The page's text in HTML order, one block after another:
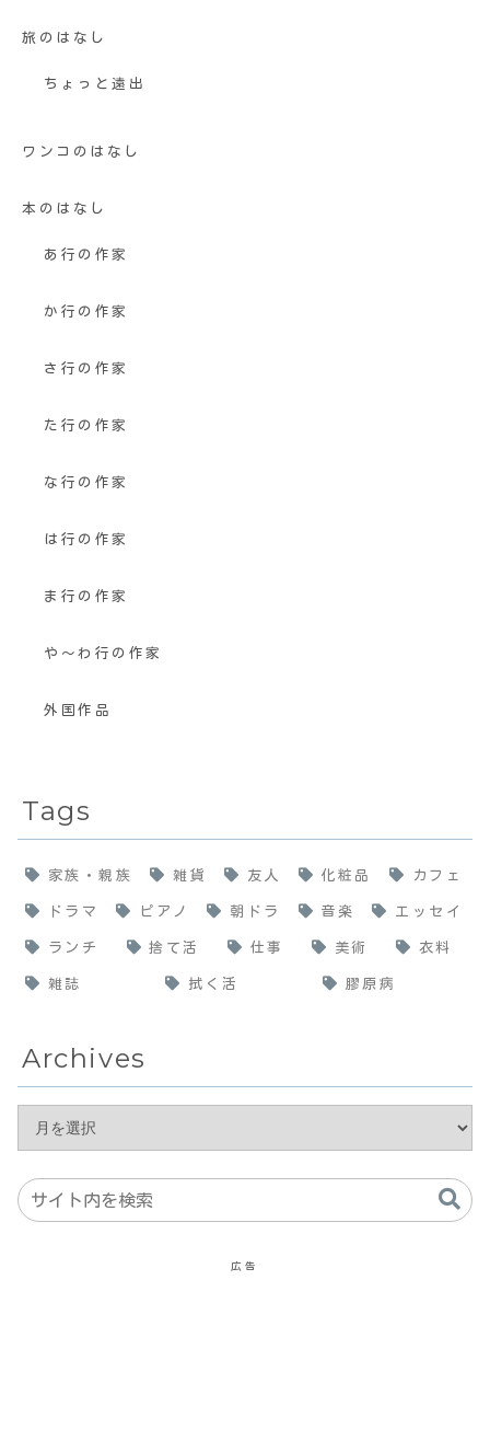
旅のはなし
ちょっと遠出
ワンコのはなし
本のはなし
あ行の作家
か行の作家
さ行の作家
た行の作家
な行の作家
は行の作家
ま行の作家
や〜わ行の作家
外国作品
Tags
家族・親族 雑貨 友人 化粧品 カフェ
ドラマ ピアノ 朝ドラ 音楽 エッセイ
ランチ 捨て活 仕事 美術 衣料
雑誌 拭く活 膠原病
Archives
広告